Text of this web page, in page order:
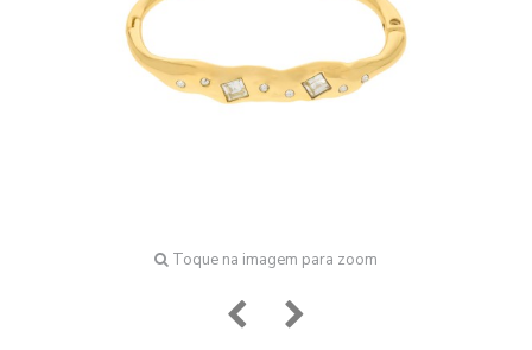
Toque na imagem para zoom